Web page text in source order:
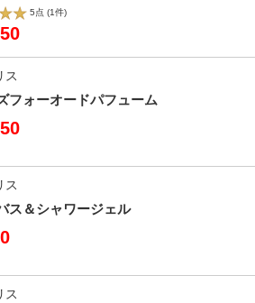
5点 (1件)
ス
フォーオードパフューム
ス
ス＆シャワージェル
ス